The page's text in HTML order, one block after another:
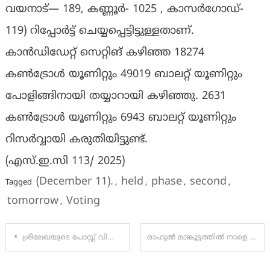
വയനാട്— 189, കണ്ണൂർ- 1025 , കാസർഗോഡ്-
119) റിപ്പോർട്ട് ചെയ്യപ്പെട്ടിട്ടുള്ളതാണ്.
കാൻഡിഡേറ്റ് സെറ്റിങ് കഴിഞ്ഞ 18274
കൺട്രോൾ യൂണിറ്റും 49019 ബാലറ്റ് യൂണിറ്റും
പോളിങ്ങിനായി തയ്യാറായി കഴിഞ്ഞു. 2631
കൺട്രോൾ യൂണിറ്റും 6943 ബാലറ്റ് യൂണിറ്റും
റിസർവ്വായി കരുതിയിട്ടുണ്ട്.
(എസ്.ഇ.സി 113/ 2025)
Tagged (December 11). , held , phase, second ,
tomorrow, Voting
Post
ശ്രീലേഖയുടെ പോസ്റ്റ്‌ വിവാദത്തിൽ; നടപടി എടുക്കുമെന്ന് തെരഞ്ഞെടുപ്പു കമ്മീഷൻ, പോസ്റ്റ്‌ ഡിലീറ്റ് ചെയ്തു രാഹുൽ മാങ്കൂട്ടത്തിൽ നാളെ വോട്ട് ചെയ്യാൻ പാലക്കാട് എത്തിയേക്കും; മുൻകൂര്‍ ജാമ്യത്തിനെതിരെ അപ്പീൽ നൽകാൻ പ്രോസിക്യൂഷൻ